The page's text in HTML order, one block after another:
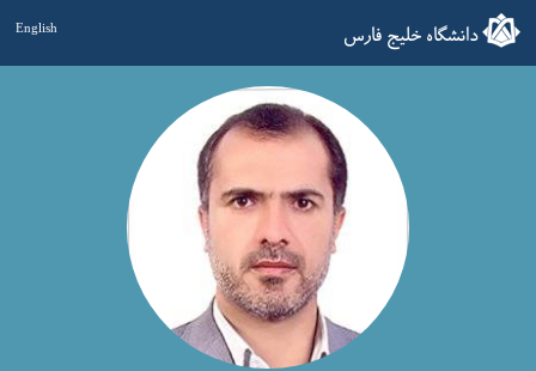
دانشگاه خلیج فارس English